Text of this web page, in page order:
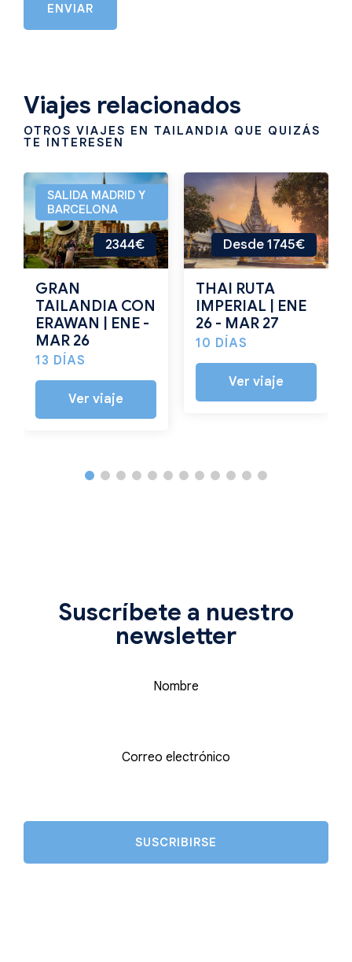
ENVIAR
Viajes relacionados
OTROS VIAJES EN TAILANDIA QUE QUIZÁS
TE INTERESEN
2344€
SALIDA MADRID Y
BARCELONA
GRAN
TAILANDIA CON
ERAWAN | ENE -
MAR 26
13 DÍAS
Ver viaje
Desde 1745€
THAI RUTA
IMPERIAL | ENE
26 - MAR 27
10 DÍAS
Ver viaje
Suscríbete a nuestro
newsletter
Nombre
Correo electrónico